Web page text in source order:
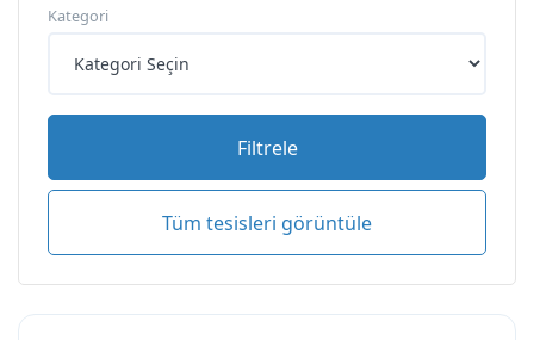
Kategori
Filtrele
Tüm tesisleri görüntüle